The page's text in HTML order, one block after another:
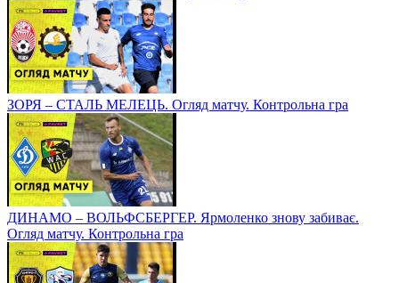
ЗОРЯ – СТАЛЬ МЕЛЕЦЬ. Огляд матчу. Контрольна гра
ДИНАМО – ВОЛЬФСБЕРГЕР. Ярмоленко знову забиває.
Огляд матчу. Контрольна гра